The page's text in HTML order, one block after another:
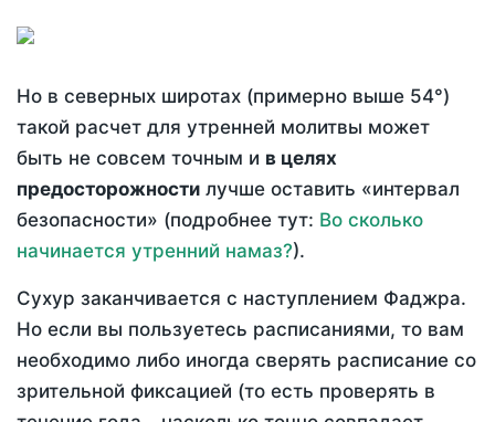
Но в северных широтах (примерно выше 54°)
такой расчет для утренней молитвы может
быть не совсем точным и в целях
предосторожности лучше оставить «интервал
безопасности» (подробнее тут: Во сколько
начинается утренний намаз?).
Сухур заканчивается с наступлением Фаджра.
Но если вы пользуетесь расписаниями, то вам
необходимо либо иногда сверять расписание со
зрительной фиксацией (то есть проверять в